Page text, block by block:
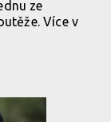
ze
Více v